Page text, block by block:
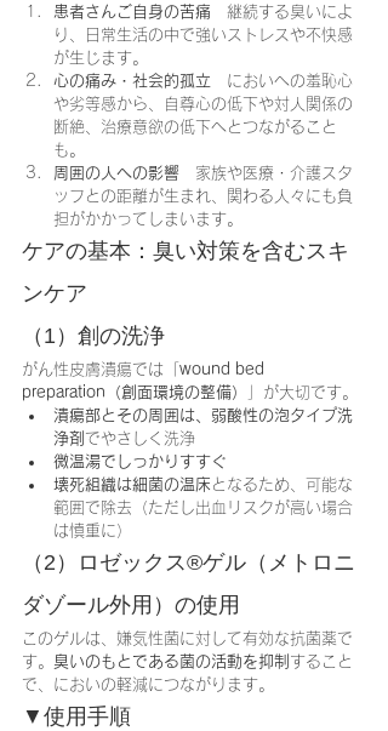
患者さんご自身の苦痛 継続する臭いによ
り、日常生活の中で強いストレスや不快感
が生じます。
心の痛み・社会的孤立 においへの羞恥心
や劣等感から、自尊心の低下や対人関係の
断絶、治療意欲の低下へとつながること
も。
周囲の人への影響 家族や医療・介護スタ
ッフとの距離が生まれ、関わる人々にも負
担がかかってしまいます。
ケアの基本：臭い対策を含むスキ
ンケア
（1）創の洗浄
がん性皮膚潰瘍では「 wound bed
preparation（創面環境の整備）
」が大切です。
潰瘍部とその周囲は、弱酸性の泡タイプ洗
浄剤 でやさしく洗浄
微温湯でしっかりすすぐ
壊死組織は細菌の温床 となるため、可能な
範囲で除去（ただし出血リスクが高い場合
は慎重に）
（2）ロゼックス®ゲル（メトロニ
ダゾール外用）の使用
このゲルは、嫌気性菌に対して有効な抗菌薬で
す。 臭いのもとである菌の活動を抑制 すること
で、においの軽減につながります。
▼使用手順